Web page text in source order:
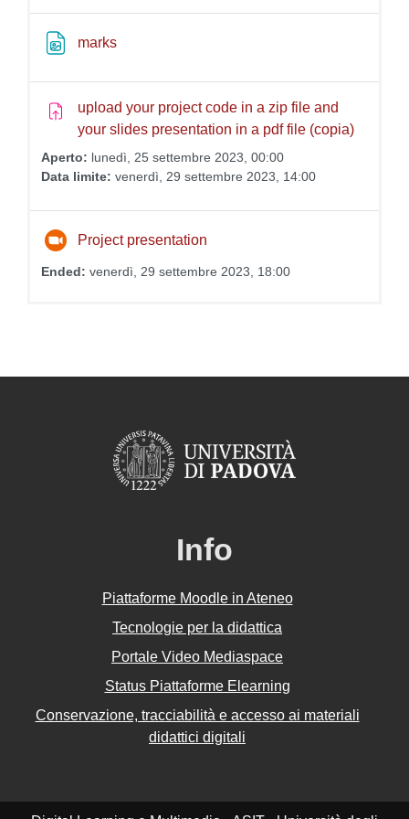
marks
upload your project code in a zip file and
your slides presentation in a pdf file (copia)Compito
Aperto: lunedì, 25 settembre 2023, 00:00
Data limite: venerdì, 29 settembre 2023, 14:00
Project presentation
Ended: venerdì, 29 settembre 2023, 18:00
Info
Piattaforme Moodle in Ateneo
Tecnologie per la didattica
Portale Video Mediaspace
Status Piattaforme Elearning
Conservazione, tracciabilità e accesso ai materiali
didattici digitali